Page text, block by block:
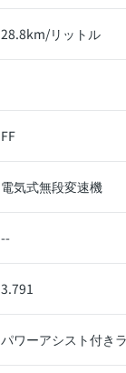
28.8km/リットル
FF
電気式無段変速機
--
3.791
パワーアシスト付き